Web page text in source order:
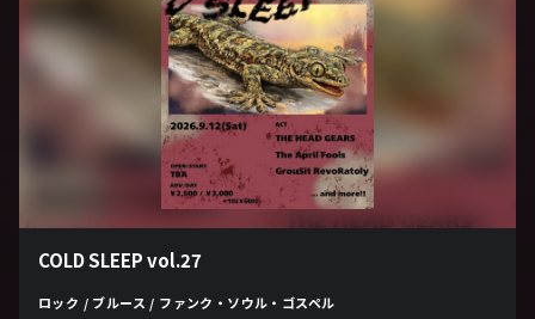
COLD SLEEP vol.27
ロック / ブルース / ファンク・ソウル・ゴスペル